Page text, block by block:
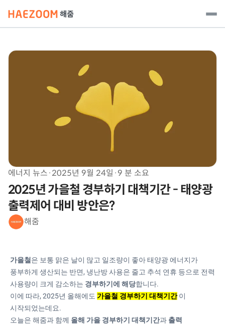
에너지 뉴스·2025년 9월 24일 ·9 분 소요
2025년 가을철 경부하기 대책기간 - 태양광
출력제어 대비 방안은?
해줌
가을철 은 보통 맑은 날이 많고 일조량이 좋아 태양광 에너지가
풍부하게 생산되는 반면, 냉난방 사용은 줄고 추석 연휴 등으로 전력
사용량이 크게 감소하는 경부하기에 해당합니다.
이에 따라, 2025년 올해에도 가을철 경부하기 대책기간이
시작되었는데요.
오늘은 해줌과 함께 올해 가을 경부하기 대책기간과 출력